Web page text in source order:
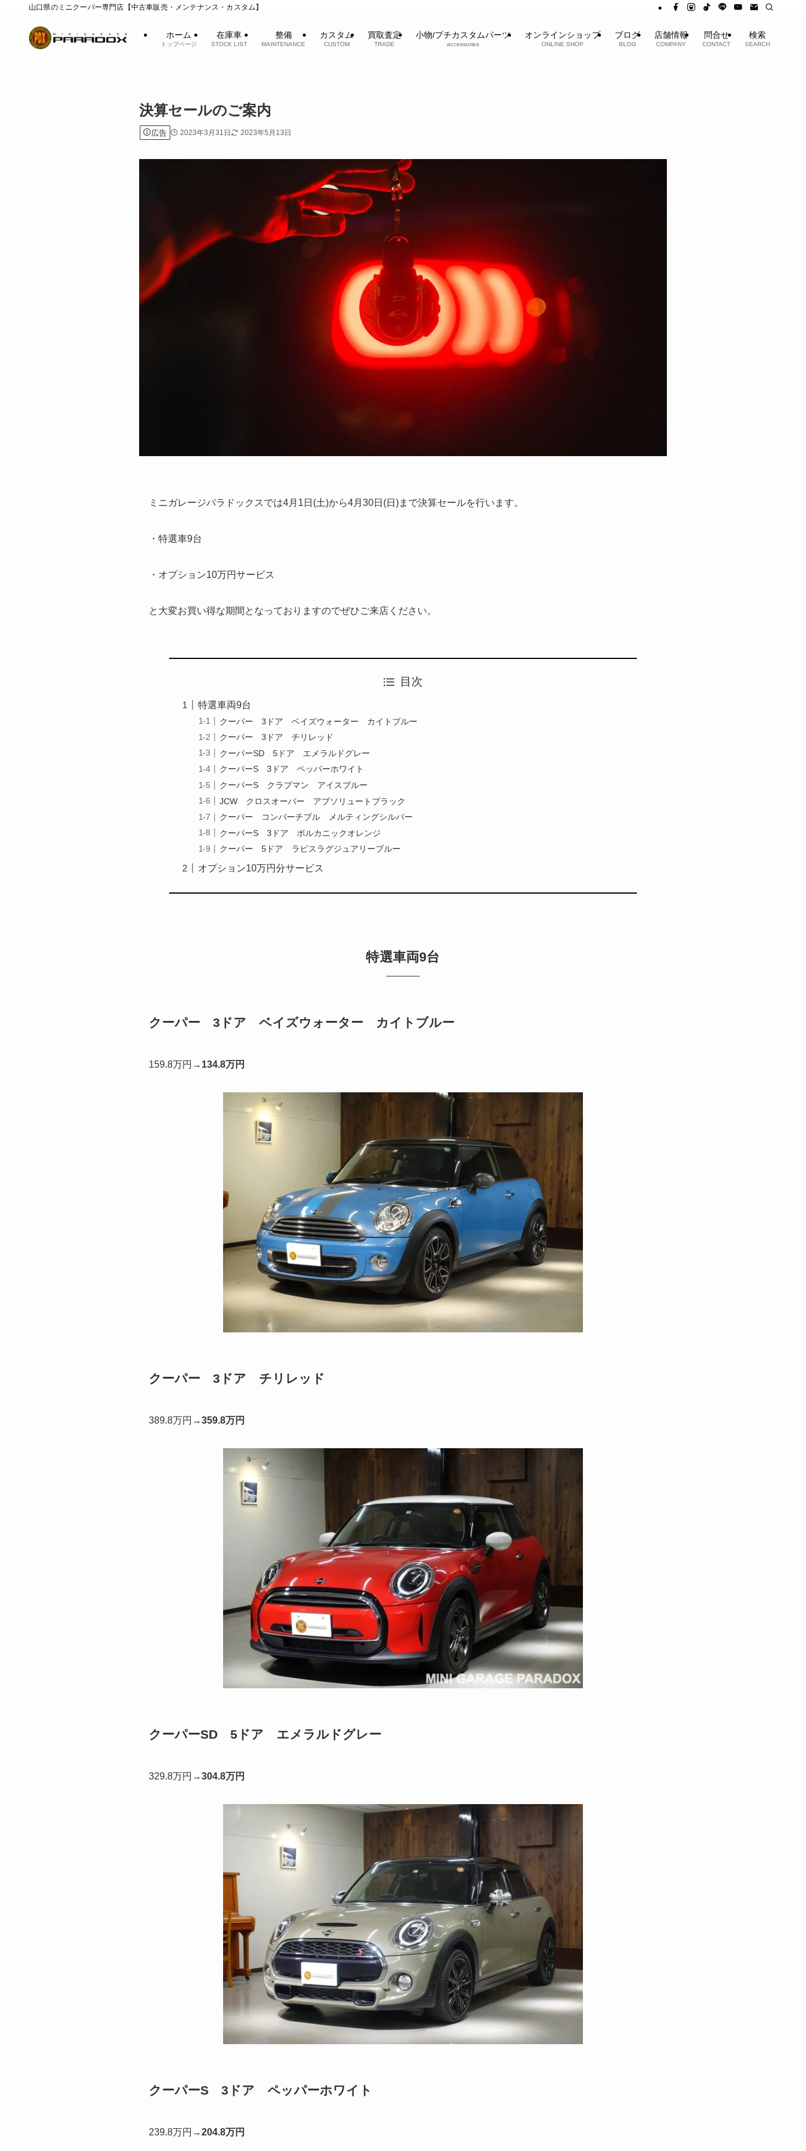
山口県のミニクーパー専門店【中古車販売・メンテナンス・カスタム】
ホーム
トップページ
在庫車
STOCK LIST
整備
MAINTENANCE
カスタム
CUSTOM
買取査定
TRADE
小物/プチカスタムパーツ
accessories
オンラインショップ
ONLINE SHOP
ブログ
BLOG
店舗情報
COMPANY
問合せ
CONTACT
検索
SEARCH
決算セールのご案内
広告 2023年3月31日 2023年5月13日
ミニガレージパラドックスでは4月1日(土)から4月30日(日)まで決算セールを行います。
・特選車9台
・オプション10万円サービス
と大変お買い得な期間となっておりますのでぜひご来店ください。
目次
特選車両9台
クーパー 3ドア ベイズウォーター カイトブルー
クーパー 3ドア チリレッド
クーパーSD 5ドア エメラルドグレー
クーパーS 3ドア ペッパーホワイト
クーパーS クラブマン アイスブルー
JCW クロスオーバー アブソリュートブラック
クーパー コンバーチブル メルティングシルバー
クーパーS 3ドア ボルカニックオレンジ
クーパー 5ドア ラピスラグジュアリーブルー
オプション10万円分サービス
特選車両9台
クーパー 3ドア ベイズウォーター カイトブルー
159.8万円→ 134.8万円
クーパー 3ドア チリレッド
389.8万円→359.8万円
クーパーSD 5ドア エメラルドグレー
329.8万円→304.8万円
クーパーS 3ドア ペッパーホワイト
239.8万円→204.8万円